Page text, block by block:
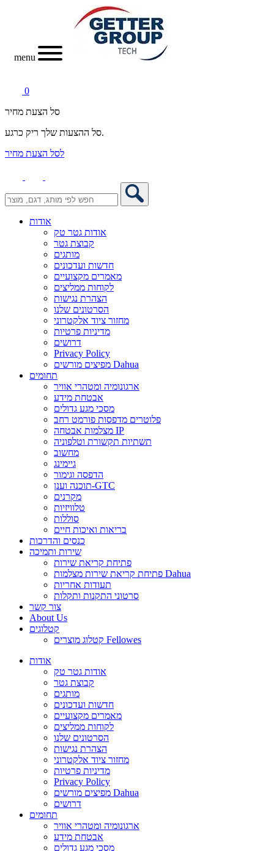
menu
0
סל הצעת מחיר
סל ההצעות שלך ריק כרגע.
לסל הצעת מחיר
אודות
אודות גטר טק
קבוצת גטר
מותגים
חדשות ועדכונים
מאמרים מקצועיים
לקוחות ממליצים
הצהרת נגישות
הסרטונים שלנו
מחזור ציוד אלקטרוני
מדיניות פרטיות
דרושים
Privacy Policy
מפיצים מורשים Dahua
תחומים
ארגונומיה ומטהרי אוויר
אבטחת מידע
מסכי מגע גדולים
פלוטרים מדפסות פורמט רחב
מצלמות אבטחה IP
תשתיות תקשורת וטלפוניה
מחשוב
גיימינג
הדפסה וגימור
תוכנה וענן-GTC
מקרנים
טלוויזיות
סוללות
בריאות ואיכות חיים
כנסים והדרכות
שירות ותמיכה
פתיחת קריאת שירות
פתיחת קריאת שירות מצלמות Dahua
תעודות אחריות
סרטוני התקנות ותקלות
צור קשר
About Us
קטלוגים
קטלוג מוצרים Fellowes
אודות
אודות גטר טק
קבוצת גטר
מותגים
חדשות ועדכונים
מאמרים מקצועיים
לקוחות ממליצים
הסרטונים שלנו
הצהרת נגישות
מחזור ציוד אלקטרוני
מדיניות פרטיות
Privacy Policy
מפיצים מורשים Dahua
דרושים
תחומים
ארגונומיה ומטהרי אוויר
אבטחת מידע
מסכי מגע גדולים